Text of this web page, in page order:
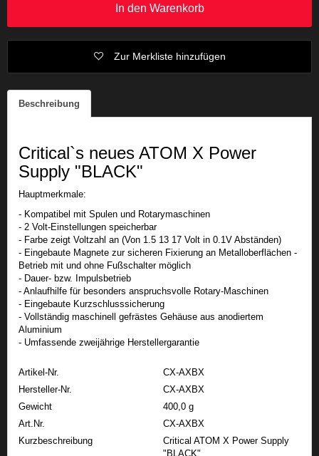
In den Warenkorb
Zur Merkliste hinzufügen
Beschreibung
Critical`s neues ATOM X Power
Supply "BLACK"
Hauptmerkmale:
- Kompatibel mit Spulen und Rotarymaschinen
- 2 Volt-Einstellungen speicherbar
- Farbe zeigt Voltzahl an (Von 1.5 13 17 Volt in 0.1V Abständen)
- Eingebaute Magnete zur sicheren Fixierung an Metalloberflächen -
Betrieb mit und ohne Fußschalter möglich
- Dauer- bzw. Impulsbetrieb
- Anlaufhilfe für besonders anspruchsvolle Rotary-Maschinen
- Eingebaute Kurzschlusssicherung
- Vollständig maschinell gefrästes Gehäuse aus anodiertem
Aluminium
- Umfassende zweijährige Herstellergarantie
Artikel-Nr.
CX-AXBX
Hersteller-Nr.
CX-AXBX
Gewicht
400,0 g
Art.Nr.
CX-AXBX
Kurzbeschreibung
Critical ATOM X Power Supply
"BLACK"